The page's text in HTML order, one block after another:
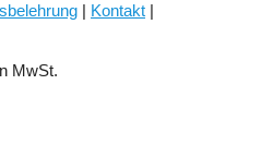
| Kontakt |
MwSt.